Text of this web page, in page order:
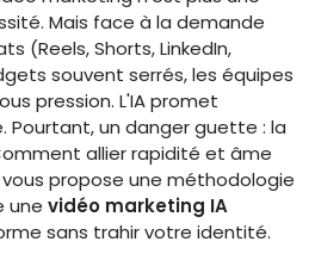
Mais face à la demande
(Reels, Shorts, LinkedIn,
souvent serrés, les équipes
pression. L'IA promet
Pourtant, un danger guette : la
allier rapidité et âme
propose une méthodologie
une vidéo marketing IA
sans trahir votre identité.